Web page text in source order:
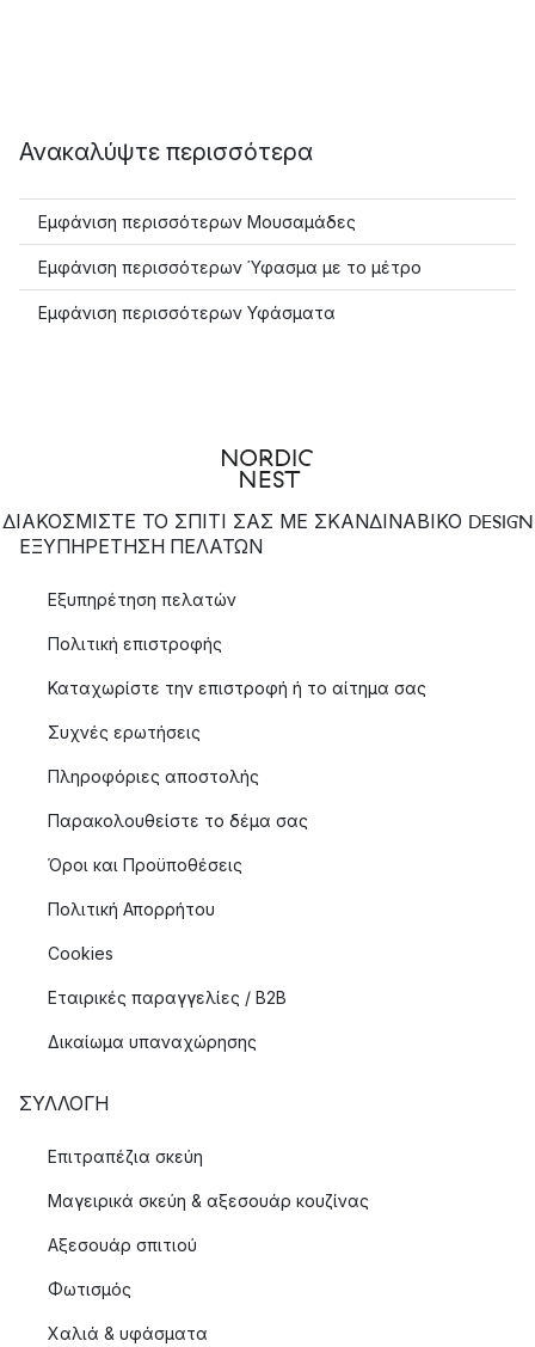
Ανακαλύψτε περισσότερα
Εμφάνιση περισσότερων Μουσαμάδες
Εμφάνιση περισσότερων Ύφασμα με το μέτρο
Εμφάνιση περισσότερων Υφάσματα
ΔΙΑΚΟΣΜΙΣΤΕ ΤΟ ΣΠΙΤΙ ΣΑΣ ΜΕ ΣΚΑΝΔΙΝΑΒΙΚΟ DESIGN
ΕΞΥΠΗΡΈΤΗΣΗ ΠΕΛΑΤΏΝ
Εξυπηρέτηση πελατών
Πολιτική επιστροφής
Καταχωρίστε την επιστροφή ή το αίτημα σας
Συχνές ερωτήσεις
Πληροφόριες αποστολής
Παρακολουθείστε το δέμα σας
Όροι και Προϋποθέσεις
Πολιτική Απορρήτου
Cookies
Εταιρικές παραγγελίες / B2B
Δικαίωμα υπαναχώρησης
ΣΥΛΛΟΓΉ
Επιτραπέζια σκεύη
Μαγειρικά σκεύη & αξεσουάρ κουζίνας
Αξεσουάρ σπιτιού
Φωτισμός
Χαλιά & υφάσματα